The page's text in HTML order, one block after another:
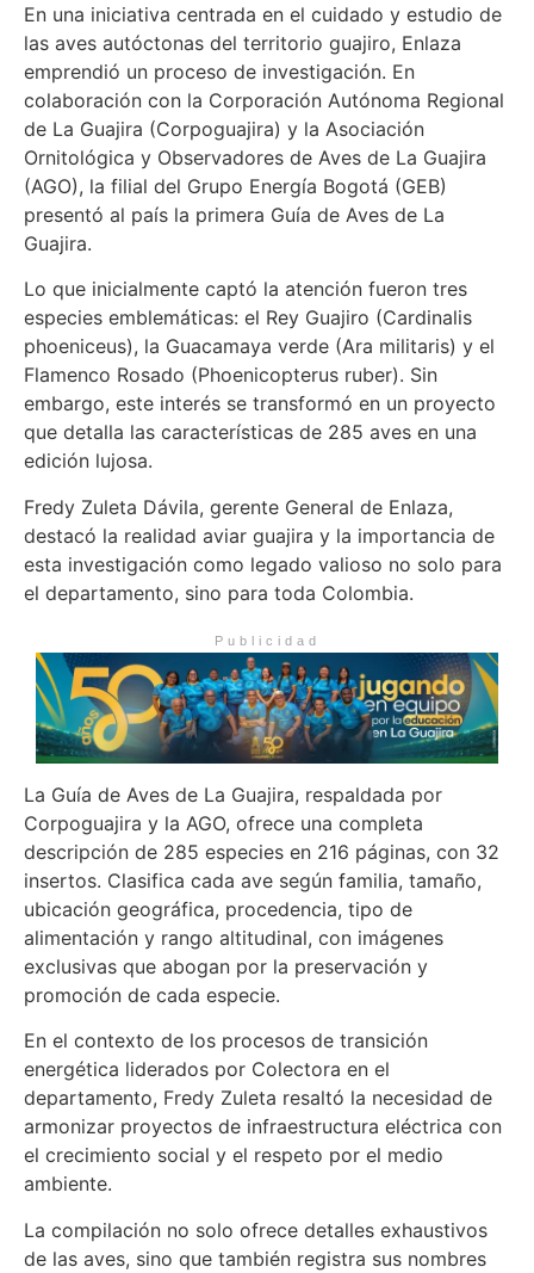
En una iniciativa centrada en el cuidado y estudio de
las aves autóctonas del territorio guajiro, Enlaza
emprendió un proceso de investigación. En
colaboración con la Corporación Autónoma Regional
de La Guajira (Corpoguajira) y la Asociación
Ornitológica y Observadores de Aves de La Guajira
(AGO), la filial del Grupo Energía Bogotá (GEB)
presentó al país la primera Guía de Aves de La
Guajira.
Lo que inicialmente captó la atención fueron tres
especies emblemáticas: el Rey Guajiro (Cardinalis
phoeniceus), la Guacamaya verde (Ara militaris) y el
Flamenco Rosado (Phoenicopterus ruber). Sin
embargo, este interés se transformó en un proyecto
que detalla las características de 285 aves en una
edición lujosa.
Fredy Zuleta Dávila, gerente General de Enlaza,
destacó la realidad aviar guajira y la importancia de
esta investigación como legado valioso no solo para
el departamento, sino para toda Colombia.
Publicidad
La Guía de Aves de La Guajira, respaldada por
Corpoguajira y la AGO, ofrece una completa
descripción de 285 especies en 216 páginas, con 32
insertos. Clasifica cada ave según familia, tamaño,
ubicación geográfica, procedencia, tipo de
alimentación y rango altitudinal, con imágenes
exclusivas que abogan por la preservación y
promoción de cada especie.
En el contexto de los procesos de transición
energética liderados por Colectora en el
departamento, Fredy Zuleta resaltó la necesidad de
armonizar proyectos de infraestructura eléctrica con
el crecimiento social y el respeto por el medio
ambiente.
La compilación no solo ofrece detalles exhaustivos
de las aves, sino que también registra sus nombres